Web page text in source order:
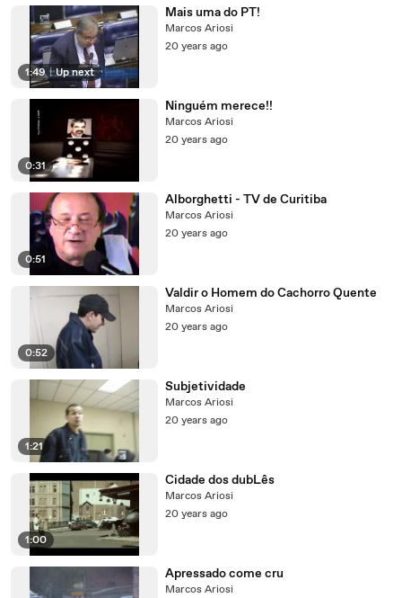
1:49 | Up next
Mais uma do PT!
Marcos Ariosi
20 years ago
0:31
Ninguém merece!!
Marcos Ariosi
20 years ago
0:51
Alborghetti - TV de Curitiba
Marcos Ariosi
20 years ago
0:52
Valdir o Homem do Cachorro Quente
Marcos Ariosi
20 years ago
1:21
Subjetividade
Marcos Ariosi
20 years ago
1:00
Cidade dos dubLês
Marcos Ariosi
20 years ago
Apressado come cru
Marcos Ariosi